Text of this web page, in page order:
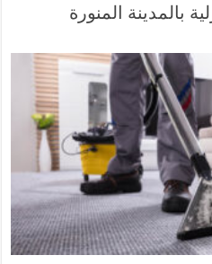
بالمدينة المنورة